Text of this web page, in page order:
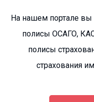
На нашем портале вы
полисы ОСАГО,
полисы
страхования